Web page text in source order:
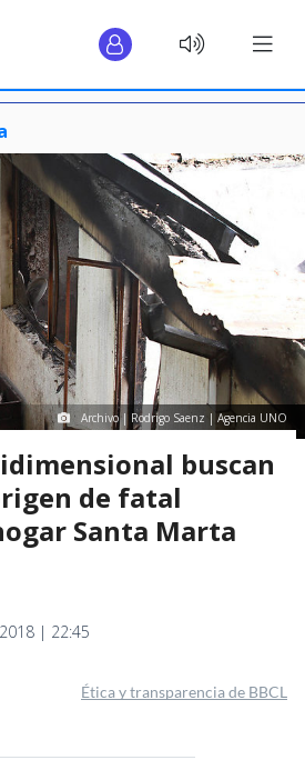
Archivo | Rodrigo Saenz | Agencia UNO
buscan
de fatal
Santa Marta
| 22:45
Ética y transparencia de BBCL